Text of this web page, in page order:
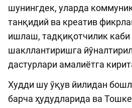
шунингдек, уларда
танқидий ва креатив
ишлаш, тадқиқотчилик каби
шакллантиришга
дастурлари амалиётга
Худди шу ўқув йилидан
барча ҳудудларида ва